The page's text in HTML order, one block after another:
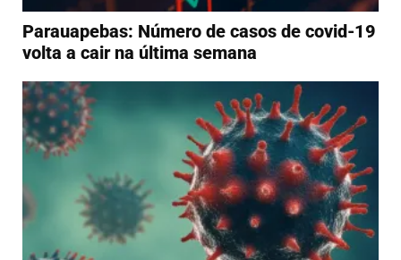
Parauapebas: Número de casos de covid-19
volta a cair na última semana